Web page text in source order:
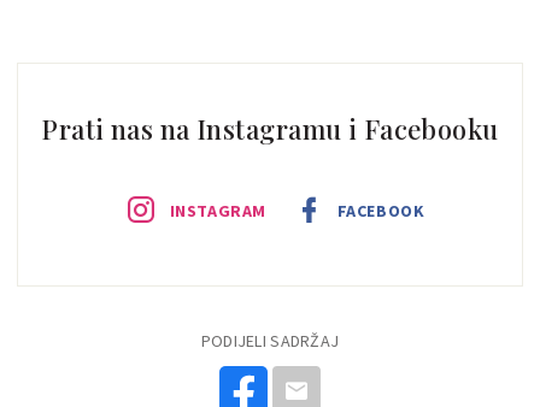
Prati nas na Instagramu i Facebooku
INSTAGRAM FACEBOOK
PODIJELI SADRŽAJ